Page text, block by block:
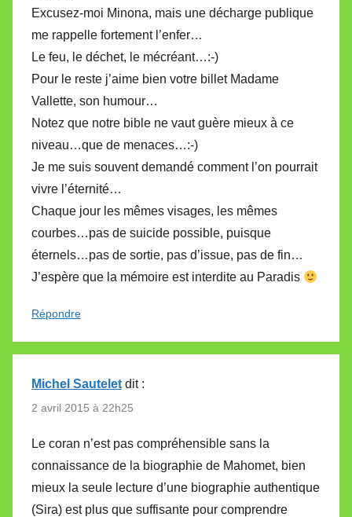
Excusez-moi Minona, mais une décharge publique
me rappelle fortement l’enfer…
Le feu, le déchet, le mécréant…:-)
Pour le reste j’aime bien votre billet Madame
Vallette, son humour…
Notez que notre bible ne vaut guère mieux à ce
niveau…que de menaces…:-)
Je me suis souvent demandé comment l’on pourrait
vivre l’éternité…
Chaque jour les mêmes visages, les mêmes
courbes…pas de suicide possible, puisque
éternels…pas de sortie, pas d’issue, pas de fin…
J’espère que la mémoire est interdite au Paradis
Répondre
Michel Sautelet dit :
2 avril 2015 à 22h25
Le coran n’est pas compréhensible sans la
connaissance de la biographie de Mahomet, bien
mieux la seule lecture d’une biographie authentique
(Sira) est plus que suffisante pour comprendre